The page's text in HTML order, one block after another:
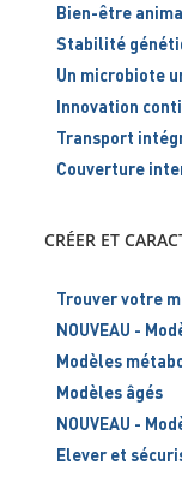
Bien-être
Stabilité
Un microbiote
Innovation
Transport
Couverture
CRÉER ET
Trouver votre
NOUVEAU -
Modèles
Modèles âgés
NOUVEAU -
Elever et